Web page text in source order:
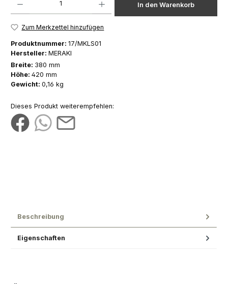
In den Warenkorb
Zum Merkzettel hinzufügen
Produktnummer: 17/MKLS01
Hersteller: MERAKI
Breite: 380 mm
Höhe: 420 mm
Gewicht: 0,16 kg
Dieses Produkt weiterempfehlen:
Beschreibung
Eigenschaften